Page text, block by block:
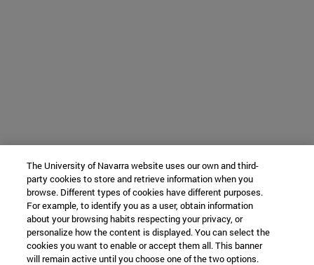
The University of Navarra website uses our own and third-
party cookies to store and retrieve information when you
browse. Different types of cookies have different purposes.
For example, to identify you as a user, obtain information
about your browsing habits respecting your privacy, or
personalize how the content is displayed. You can select the
cookies you want to enable or accept them all. This banner
will remain active until you choose one of the two options.